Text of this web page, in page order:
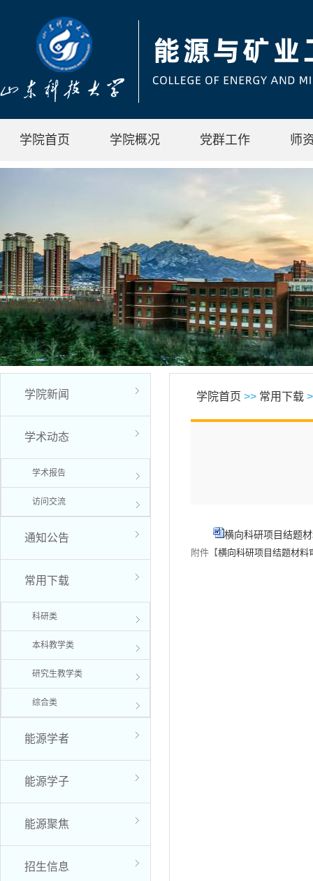
学院首页 学院概况 党群工作 师
学院新闻
学术动态
学术报告
访问交流
通知公告
常用下载
科研类
本科教学类
研究生教学类
综合类
能源学者
能源学子
能源聚焦
招生信息
学院首页 >> 常用下载
横向科研项目结题
附件【横向科研项目结题材料